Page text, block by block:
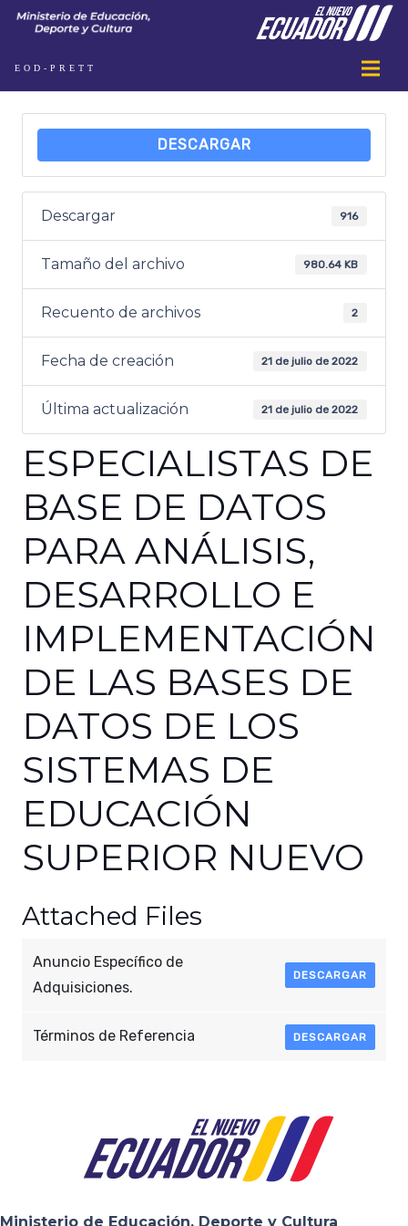
EOD-PRETT
DESCARGAR
Descargar 916
Tamaño del archivo 980.64 KB
Recuento de archivos 2
Fecha de creación 21 de julio de 2022
Última actualización 21 de julio de 2022
ESPECIALISTAS DE
BASE DE DATOS
PARA ANÁLISIS,
DESARROLLO E
IMPLEMENTACIÓN
DE LAS BASES DE
DATOS DE LOS
SISTEMAS DE
EDUCACIÓN
SUPERIOR NUEVO
Attached Files
Anuncio Específico de
Adquisiciones.
DESCARGAR
Términos de Referencia DESCARGAR
Ministerio de Educación, Deporte y Cultura